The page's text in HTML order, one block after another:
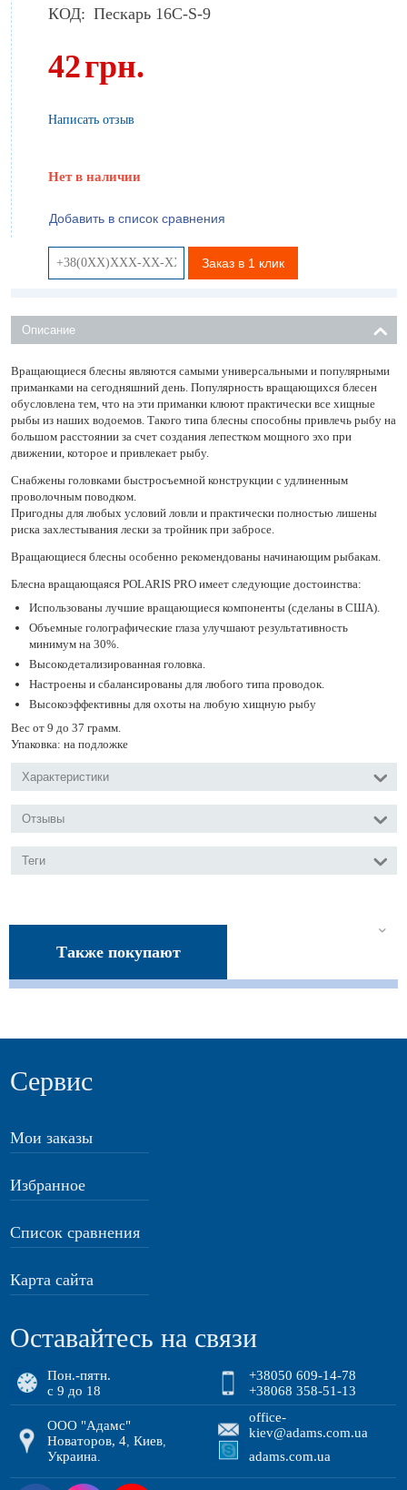
КОД: Пескарь 16C-S-9
42грн.
Написать отзыв
Нет в наличии
Добавить в список сравнения
Заказ в 1 клик
Описание
Вращающиеся блесны являются самыми универсальными и популярными
приманками на сегодняшний день. Популярность вращающихся блесен
обусловлена тем, что на эти приманки клюют практически все хищные
рыбы из наших водоемов. Такого типа блесны способны привлечь рыбу на
большом расстоянии за счет создания лепестком мощного эхо при
движении, которое и привлекает рыбу.
Снабжены головками быстросъемной конструкции с удлиненным
проволочным поводком.
Пригодны для любых условий ловли и практически полностью лишены
риска захлестывания лески за тройник при забросе.
Вращающиеся блесны особенно рекомендованы начинающим рыбакам.
Блесна вращающаяся POLARIS PRO имеет следующие достоинства:
Использованы лучшие вращающиеся компоненты (сделаны в США).
Объемные голографические глаза улучшают результативность
минимум на 30%.
Высокодетализированная головка.
Настроены и сбалансированы для любого типа проводок.
Высокоэффективны для охоты на любую хищную рыбу
Вес от 9 до 37 грамм.
Упаковка: на подложке
Характеристики
Отзывы
Теги
Также покупают
Сервис
Мои заказы
Избранное
Список сравнения
Карта сайта
Оставайтесь на связи
Пон.-пятн.
с 9 до 18
+38050 609-14-78
+38068 358-51-13
ООО "Адамс"
Новаторов, 4 ,Киев
Украина
office-
kiev@adams.com.ua
adams.com.ua